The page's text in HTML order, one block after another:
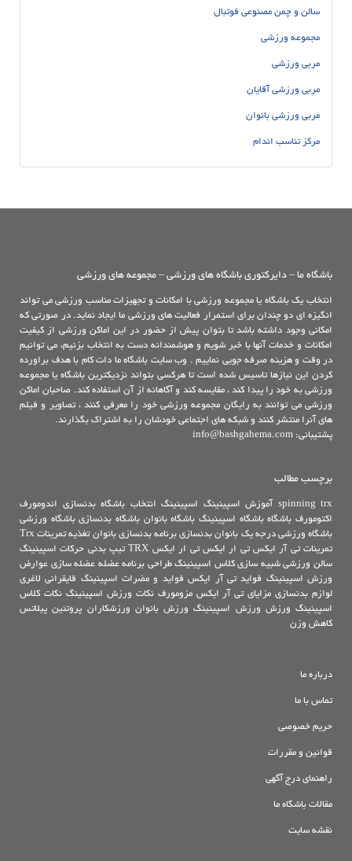
سالن و چمن مصنوعی فوتبال
مجموعه ورزشی
مربی ورزشی
مربی ورزشی آقایان
مربی ورزشی بانوان
مرکز تناسب اندام
باشگاه ما – دایرکتوری باشگاه های ورزشی – مجموعه های ورزشی
انتخاب یک باشگاه یا مجموعه ورزشی با امکانات و تجهیزات مناسب ورزشی می تواند
انگیزه ای دو چندان برای استمرار فعالیت های ورزشی ما ایجاد نماید. در صورتی که
امکانی وجود داشته باشد تا بتوان پیش از حضور در این اماکن ورزشی از کیفیت
امکانات و خدمات آنها با خبر شویم و هوشمندانه دست به انتخاب بزنیم، می توانیم
در وقت و هزینه صرفه جویی نماییم . وب سایت باشگاه ما دات کام با هدف براورده
کردن این نیازها تاسیس شده است تا هرکسی بتواند نزدیکترین باشگاه یا مجموعه
ورزشی به خود را پیدا کند ، مقایسه کند و آگاهانه از آن استفاده کند. صاحبان اماکن
ورزشی می توانند به رایگان مجموعه ورزشی خود را معرفی کنند ، تصاویر و فیلم
های آنرا منتشر کنند و شبکه های اجتماعی خودشان را به اشتراک بگذارند.
پشتیبانی: info@bashgahema.com
برچسب مطالب
spinning trx آموزش اسپینینگ اسپینینگ انتخاب باشگاه بدنسازی
اندومورف
اکتومورف باشگاه باشگاه اسپینینگ باشگاه بانوان باشگاه بدنسازی باشگاه ورزشی
باشگاه ورزشی درجه یک بانوان بدنسازی برنامه بدنسازی بانوان تغذیه تمرینات Trx
تمرینات تی آر ایکس تی ار ایکس تی ار ایکس TRX تیپ بدنی حرکات اسپینینگ
سالن ورزشی شبیه سازی کلاس اسپینینگ طراحی برنامه عضله عضله سازی عوارض
ورزش اسپینینگ فواید تی آر ایکس فواید و مضرات اسپینینگ قایقرانی لاغری
لوازم بدنسازی مزایای تی آر ایکس مزومورف نکات ورزش اسپینینگ نکات کلاس
اسپینینگ ورزش ورزش اسپینینگ ورزش بانوان ورزشکاران پروتئین پیلاتس
کاهش وزن
درباره ما
تماس با ما
حریم خصوصی
قوانین و مقررات
راهنمای درج آگهی
مقالات باشگاه ما
نقشه سایت